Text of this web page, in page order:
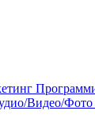
Видео/Фото